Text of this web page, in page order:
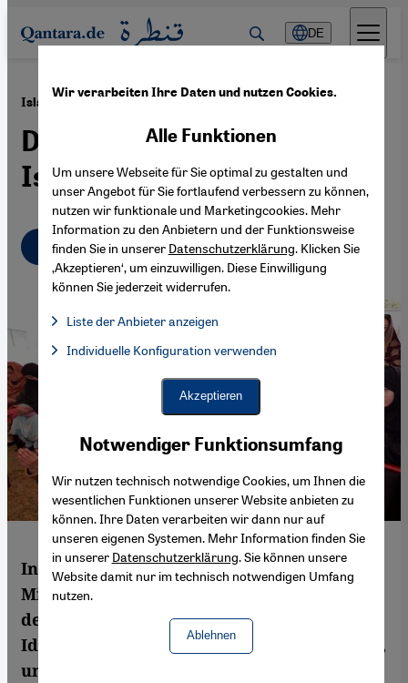
Direkt zum Inhalt springen
DE
Islamischer Extremismus in Pakistan ·13.04.2015
Der Mythos vom Einheits-
Islam
Deutsch English
In Pakistan hat eine radikale muslimische
Minderheit den Begriff "Islam" neu
definiert. Die Regierung hat ihre radikale
Ideologie seit den 1980er Jahren unterstützt,
und die Justiz hat dies gestützt. Die bittere
Wir verarbeiten Ihre Daten und nutzen Cookies.
Notwendiger Funktionsumfang
Wir nutzen technisch notwendige Cookies, um Ihnen die
wesentlichen Funktionen unserer Website anbieten zu
können. Ihre Daten verarbeiten wir dann nur auf
unseren eigenen Systemen. Mehr Information finden Sie
in unserer Datenschutzerklärung. Sie können unsere
Website damit nur im technisch notwendigen Umfang
nutzen.
Ablehnen
Alle Funktionen
Um unsere Webseite für Sie optimal zu gestalten und
unser Angebot für Sie fortlaufend verbessern zu können,
nutzen wir funktionale und Marketingcookies. Mehr
Information zu den Anbietern und der Funktionsweise
finden Sie in unserer Datenschutzerklärung. Klicken Sie
‚Akzeptieren‘, um einzuwilligen. Diese Einwilligung
können Sie jederzeit widerrufen.
Liste der Anbieter anzeigen
Facebook Embed / Facebook Connect, Google Maps Embed,
Facebook Embed / Facebook Connect
Google Maps Embed
Individuelle Konfiguration verwenden
Akzeptieren